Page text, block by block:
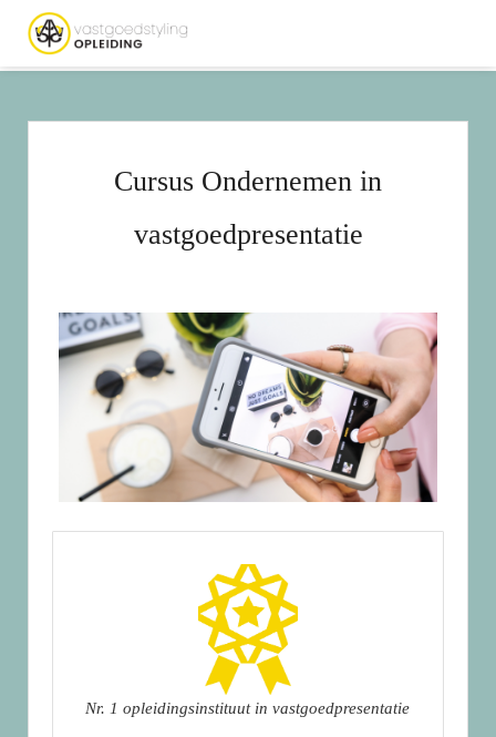
Cursus Ondernemen in
vastgoedpresentatie
Nr. 1 opleidingsinstituut in vastgoedpresentatie